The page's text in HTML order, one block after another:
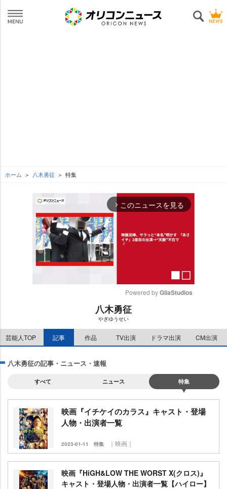
ホーム 八木勇征 特集
arrow_forward_ios このニュースを見る
e
Powered by GliaStudios
八木勇征
ぎゆうせい
芸能人TOP 記事 作品 TV出演 ドラマ出演 CM出演
八木勇征の記事・ニュース・速報
すべて ニュース 特集
映画『イチケイのカラス』キャスト・登場
人物・出演者一覧
2023-01-11 特集 ｜映画｜
映画『HiGH&LOW THE WORST X(クロス)』
キャスト・登場人物・出演者一覧【ハイロー】